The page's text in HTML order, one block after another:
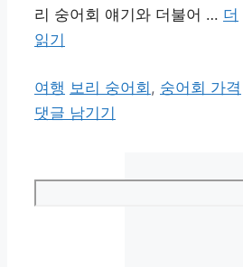
리 숭어회 얘기와 더불어 … 더
읽기
카
테
여행 태
그
보리 숭어회 , 숭어회 가격
댓글 남기기